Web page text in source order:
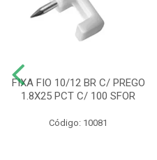
FIXA FIO 10/12 BR C/ PREGO
1.8X25 PCT C/ 100 SFOR
Código: 10081